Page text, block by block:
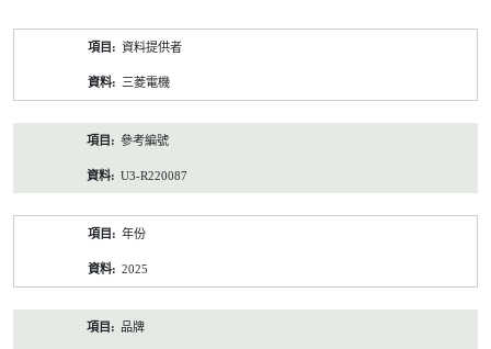
資料提供者
三菱電機
參考編號
U3-R220087
年份
2025
品牌